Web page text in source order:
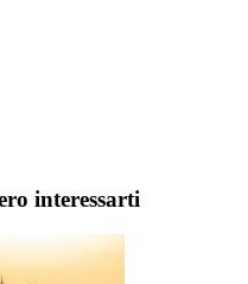
interessarti